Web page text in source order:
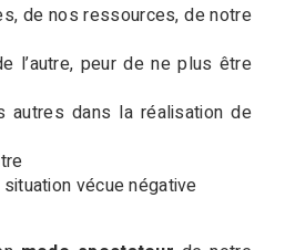
de nos ressources, de notre
l’autre, peur de ne plus être
autres dans la réalisation de
vécue négative